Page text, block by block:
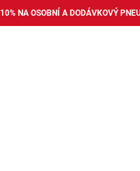
10% NA OSOBNÍ A DODÁVKOVÝ